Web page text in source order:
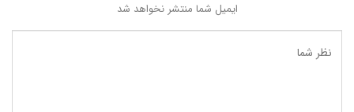
ایمیل شما منتشر نخواهد شد